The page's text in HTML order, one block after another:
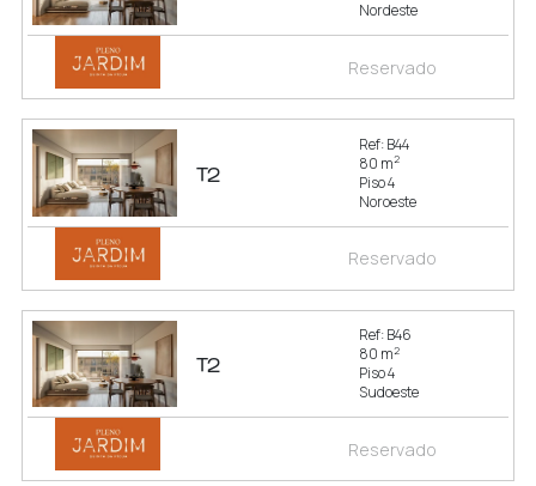
Nordeste
Reservado
T2
Ref: B44
80 m2
Piso 4
Noroeste
Reservado
T2
Ref: B46
80 m2
Piso 4
Sudoeste
Reservado